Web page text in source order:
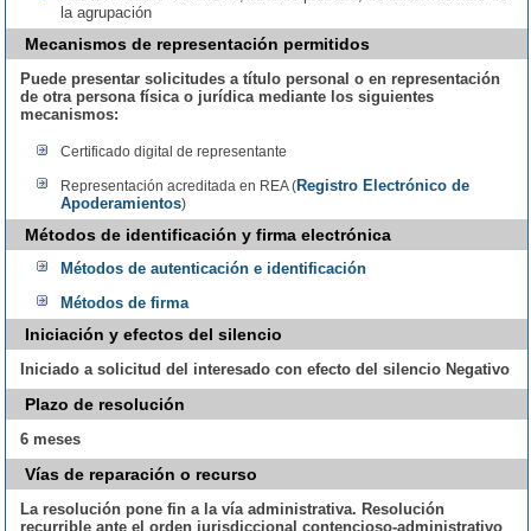
la agrupación
Mecanismos de representación permitidos
Puede presentar solicitudes a título personal o en representación
de otra persona física o jurídica mediante los siguientes
mecanismos:
Certificado digital de representante
Representación acreditada en REA (Registro Electrónico de
Apoderamientos)
Métodos de identificación y firma electrónica
Métodos de autenticación e identificación
Métodos de firma
Iniciación y efectos del silencio
Iniciado a solicitud del interesado con efecto del silencio Negativo
Plazo de resolución
6 meses
Vías de reparación o recurso
La resolución pone fin a la vía administrativa. Resolución
recurrible ante el orden jurisdiccional contencioso-administrativo